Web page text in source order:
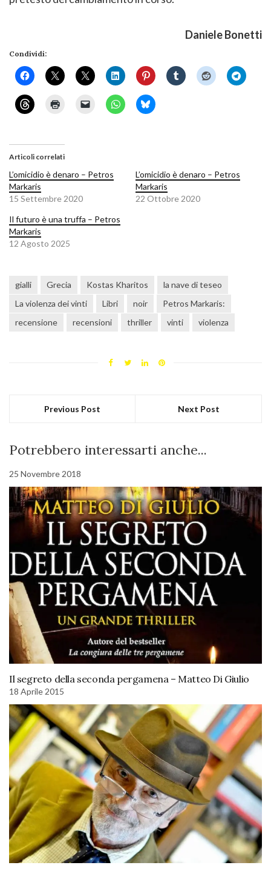
Daniele Bonetti
Condividi:
Articoli correlati
L’omicidio è denaro – Petros
Markaris
15 Settembre 2020
L’omicidio è denaro – Petros
Markaris
22 Ottobre 2020
Il futuro è una truffa – Petros
Markaris
12 Agosto 2025
gialli Grecia Kostas Kharitos
la nave di teseo
La violenza dei vinti
Libri noir
Petros Markaris:
recensione
recensioni thriller vinti violenza
Previous Post Next Post
Potrebbero interessarti anche...
25 Novembre 2018
Il segreto della seconda pergamena – Matteo Di Giulio
18 Aprile 2015